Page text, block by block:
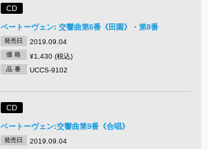
CD
ベートーヴェン: 交響曲第6番《田園》・第8番
発売日 2019.09.04
価 格 ¥1,430 (税込)
品 番 UCCS-9102
CD
ベートーヴェン:交響曲第9番《合唱》
発売日 2019.09.04